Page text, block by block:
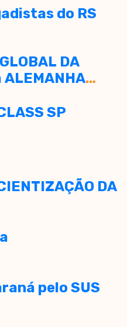
do RS
DA
ALEMANHA
SP
DA
pelo SUS